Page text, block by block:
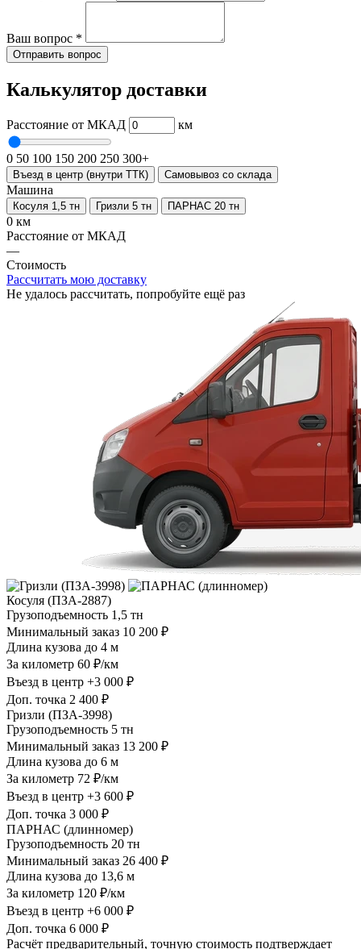
Ваш вопрос *
Отправить вопрос
Калькулятор доставки
Расстояние от МКАД км
0 50 100 150 200 250 300+
Въезд в центр (внутри ТТК) Самовывоз со склада
Машина
Косуля 1,5 тн Гризли 5 тн ПАРНАС 20 тн
0 км
Расстояние от МКАД
—
Стоимость
Рассчитать мою доставку
Не удалось рассчитать, попробуйте ещё раз
Косуля (ПЗА-2887)
Грузоподъемность 1,5 тн
Минимальный заказ 10 200 ₽
Длина кузова до 4 м
За километр 60 ₽/км
Въезд в центр +3 000 ₽
Доп. точка 2 400 ₽
Гризли (ПЗА-3998)
Грузоподъемность 5 тн
Минимальный заказ 13 200 ₽
Длина кузова до 6 м
За километр 72 ₽/км
Въезд в центр +3 600 ₽
Доп. точка 3 000 ₽
ПАРНАС (длинномер)
Грузоподъемность 20 тн
Минимальный заказ 26 400 ₽
Длина кузова до 13,6 м
За километр 120 ₽/км
Въезд в центр +6 000 ₽
Доп. точка 6 000 ₽
Расчёт предварительный, точную стоимость подтверждает